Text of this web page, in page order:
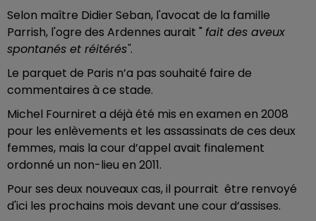
Selon maître Didier Seban, l'avocat de la famille
Parrish, l'ogre des Ardennes aurait " fait des aveux
spontanés et réitérés".
Le parquet de Paris n’a pas souhaité faire de
commentaires à ce stade.
Michel Fourniret a déjà été mis en examen en 2008
pour les enlèvements et les assassinats de ces deux
femmes, mais la cour d’appel avait finalement
ordonné un non-lieu en 2011.
Pour ses deux nouveaux cas, il pourrait être renvoyé
d'ici les prochains mois devant une cour d’assises.